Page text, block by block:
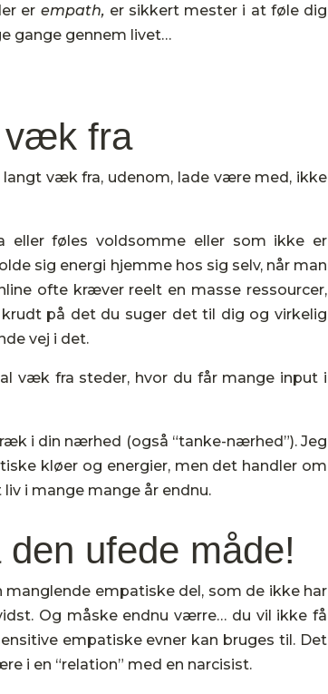
er empath, er sikkert mester i at føle dig
gange gennem livet…
væk fra
væk fra, udenom, lade være med, ikke
eller føles voldsomme eller som ikke er
sig energi hjemme hos sig selv, når man
ofte kræver reelt en masse ressourcer,
på det du suger det til dig og virkelig
vej i det.
væk fra steder, hvor du får mange input i
i din nærhed (også “tanke-nærhed”). Jeg
kløer og energier, men det handler om
i mange mange år endnu.
ufede måde!
empatiske del, som de ikke har
Og måske endnu værre… du vil ikke få
empatiske evner kan bruges til. Det
i en “relation” med en narcisist.